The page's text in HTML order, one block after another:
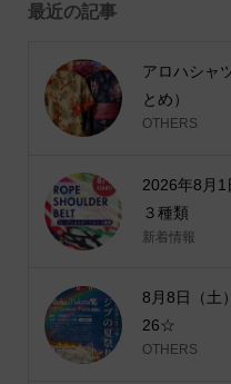
最近の記事
アロハシャ
とめ）
OTHERS
2026年8月
３種類
新着情報
8月8日（土
26☆
OTHERS